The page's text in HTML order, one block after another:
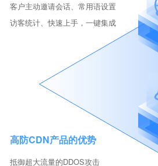
客户主动邀请会话、常用语设置
访客统计、快速上手，一键集成
高防CDN产品的优势
抵御超大流量的DDOS攻击